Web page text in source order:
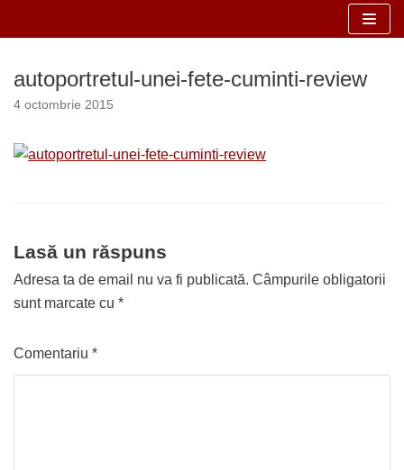
la
conținut
autoportretul-unei-fete-cuminti-review
4 octombrie 2015
Lasă un răspuns
Adresa ta de email nu va fi publicată. Câmpurile obligatorii
sunt marcate cu *
Comentariu *